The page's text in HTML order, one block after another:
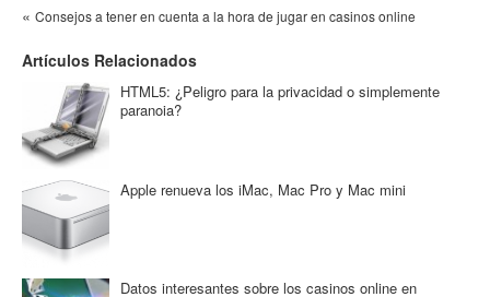
« Consejos a tener en cuenta a la hora de jugar en casinos online
Artículos Relacionados
HTML5: ¿Peligro para la privacidad o simplemente
paranoia?
Apple renueva los iMac, Mac Pro y Mac mini
Datos interesantes sobre los casinos online en